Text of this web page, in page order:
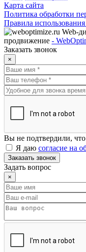
Карта сайта
Политика обработки
Правила
Web-
продвижение -
Заказать звонок
×
Вы не подтвердили,
Я даю согласие на
Заказать звонок
Задать вопрос
×